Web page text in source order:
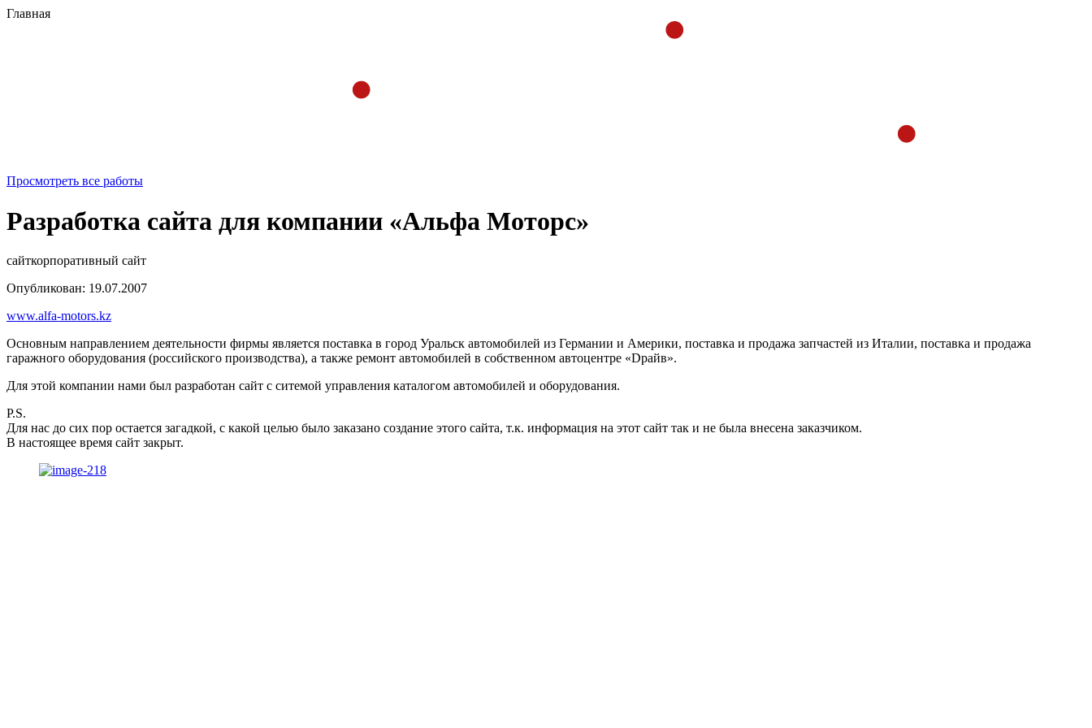
Главная
Просмотреть все работы
Разработка сайта для компании «Альфа Моторс»
сайткорпоративный сайт
Опубликован: 19.07.2007
www.alfa-motors.kz
Основным направлением деятельности фирмы является поставка в город Уральск автомобилей из Германии и Америки, поставка и продажа запчастей из Италии, поставка и продажа
гаражного оборудования (российского производства), а также ремонт автомобилей в собственном автоцентре «Dрайв».
Для этой компании нами был разработан сайт с ситемой управления каталогом автомобилей и оборудования.
P.S.
Для нас до сих пор остается загадкой, с какой целью было заказано создание этого сайта, т.к. информация на этот сайт так и не была внесена заказчиком.
В настоящее время сайт закрыт.